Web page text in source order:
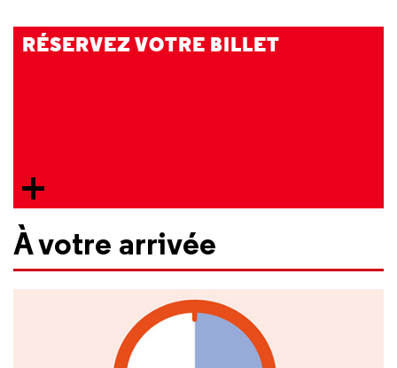
RÉSERVEZ VOTRE BILLET
À votre arrivée